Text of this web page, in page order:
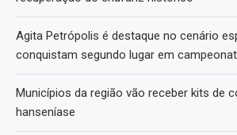
Agita Petrópolis é destaque no cenário
conquistam segundo lugar em
Municípios da região vão receber kits de
hanseníase